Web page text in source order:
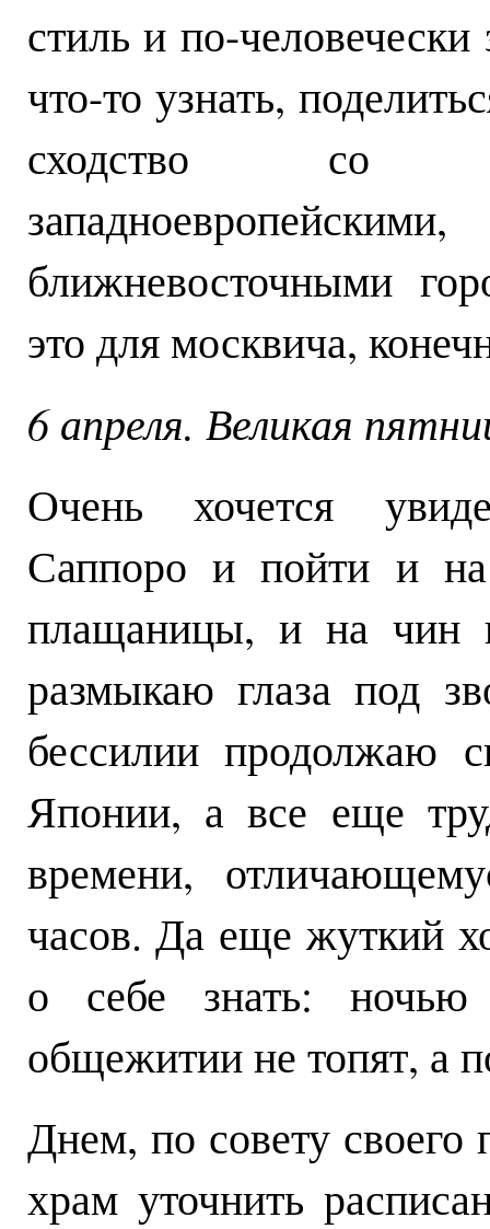
стиль и по-человечески
что-то узнать,
сходство со
ближневосточными
это для москвича,
6 апреля. Великая
Очень хочется
Саппоро и пойти и
плащаницы, и на чин
размыкаю глаза под
бессилии продолжаю
Японии, а все еще
времени,
часов. Да еще жуткий
о себе знать: ночью
общежитии не топят, а
Днем, по совету своего
храм уточнить